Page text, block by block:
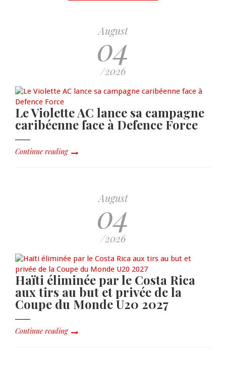
August
04
/2026
Le Violette AC lance sa campagne
caribéenne face à Defence Force
Continue reading
August
04
/2026
Haïti éliminée par le Costa Rica
aux tirs au but et privée de la
Coupe du Monde U20 2027
Continue reading